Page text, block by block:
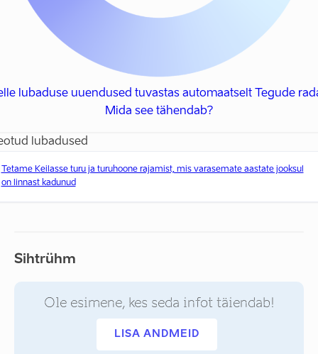
lubaduse uuendused tuvastas automaatselt Tegude
Mida see tähendab?
lubadused
Tetame Keilasse turu ja turuhoone rajamist, mis varasemate aastate jooksul
on linnast kadunud
Sihtrühm
Ole esimene, kes seda infot täiendab!
LISA ANDMEID